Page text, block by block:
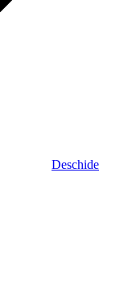
Deschide